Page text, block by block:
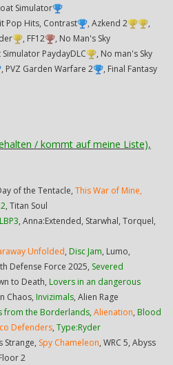
Simulator
Pop Hits, Contrast , Azkend 2
,
, FF12 , No Man's Sky
Simulator PaydayDLC
, No man's Sky
, PVZ Garden Warfare 2
, Final Fantasy
/ kommt auf meine Liste),
of the Tentacle, This War of Mine,
, Titan Soul
LBP3, Anna:Extended, Starwhal, Torquel,
Unfolded, Disc Jam, Lumo,
Defense Force 2025, Severed
to Death, Lovers in an dangerous
Chaos, Invizimals, Alien Rage
from the Borderlands, Alienation, Blood
Defenders, Type:Ryder
Strange, Spy Chameleon, WRC 5, Abyss
2